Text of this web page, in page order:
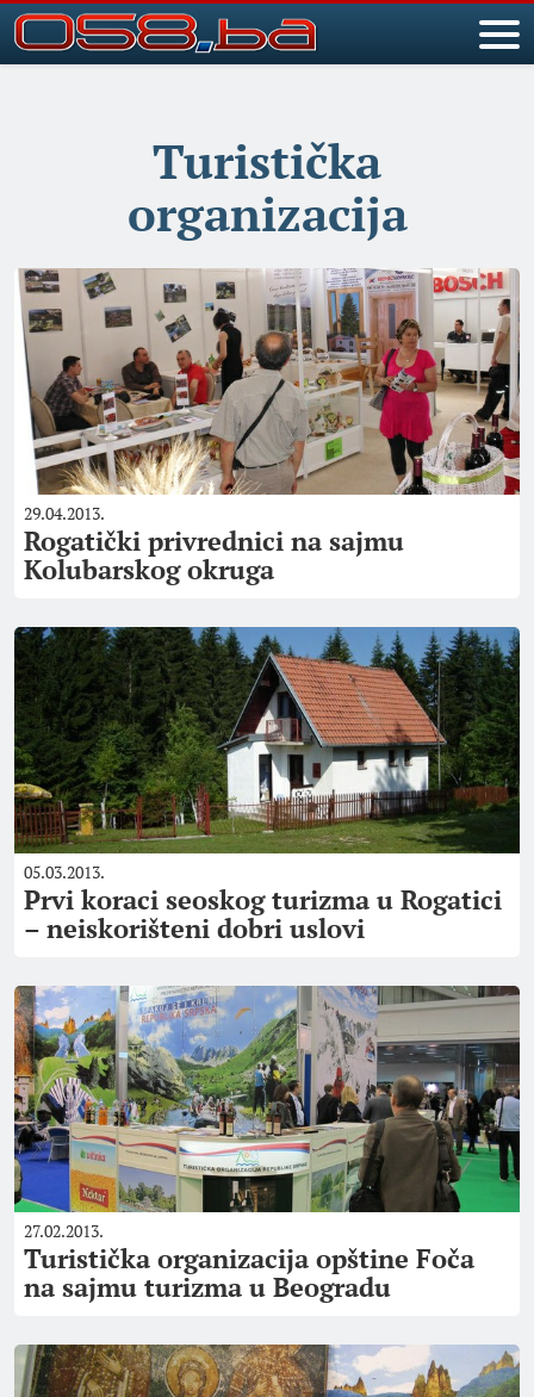
Turistička
organizacija
29.04.2013.
Rogatički privrednici na sajmu
Kolubarskog okruga
05.03.2013.
Prvi koraci seoskog turizma u Rogatici
– neiskorišteni dobri uslovi
27.02.2013.
Turistička organizacija opštine Foča
na sajmu turizma u Beogradu